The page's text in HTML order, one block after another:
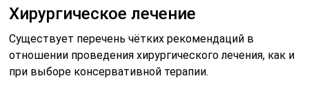
Хирургическое лечение
Существует перечень чётких рекомендаций в
отношении проведения хирургического лечения, как и
при выборе консервативной терапии.